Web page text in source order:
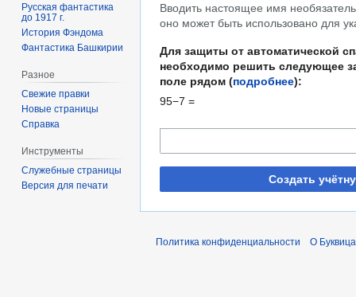
Вводить настоящее имя
оно может быть использовано для
Для защиты от автоматической
необходимо решить следующее
поле рядом (подробнее):
95−7 =
Создать
Русская фантастика
до 1917 г.
История Фэндома
Фантастика Башкирии
Разное
Свежие правки
Новые страницы
Справка
Инструменты
Служебные страницы
Версия для печати
Политика конфиденциальности О Буквица